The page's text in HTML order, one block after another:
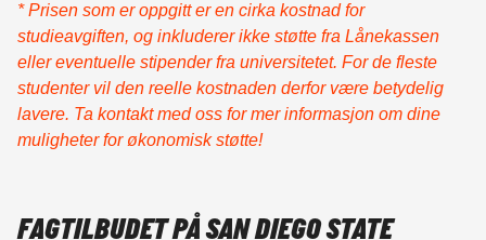
* Prisen som er oppgitt er en cirka kostnad for
studieavgiften, og inkluderer ikke støtte fra Lånekassen
eller eventuelle stipender fra universitetet. For de fleste
studenter vil den reelle kostnaden derfor være betydelig
lavere. Ta kontakt med oss for mer informasjon om dine
muligheter for økonomisk støtte!
FAGTILBUDET PÅ SAN DIEGO STATE